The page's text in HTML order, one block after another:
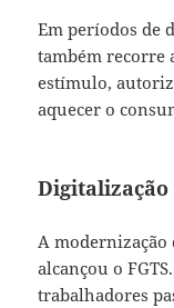
Em períodos de
também recorre
estímulo,
aquecer o
Digitalização
A
alcançou o
trabalhadores